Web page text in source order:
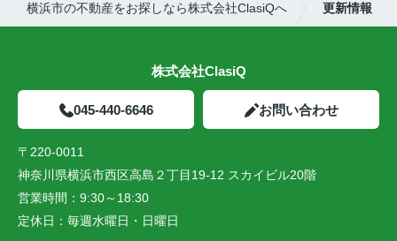
横浜市の不動産をお探しなら株式会社ClasiQへ 更新情報
株式会社ClasiQ
045-440-6646 お問い合わせ
〒220-0011
神奈川県横浜市西区高島２丁目19-12 スカイビル20階
営業時間： 9:30～18:30
定休日： 毎週水曜日・日曜日